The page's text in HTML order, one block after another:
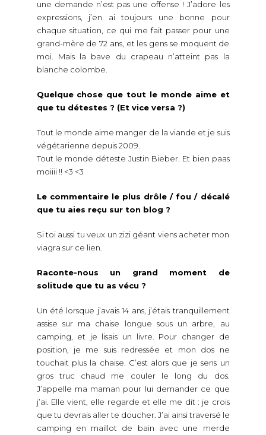
une demande n’est pas une offense ! J’adore les
expressions, j’en ai toujours une bonne pour
chaque situation, ce qui me fait passer pour une
grand-mère de 72 ans, et les gens se moquent de
moi. Mais la bave du crapeau n’atteint pas la
blanche colombe.
Quelque chose que tout le monde aime et
que tu détestes ? (Et vice versa ?)
Tout le monde aime manger de la viande et je suis
végétarienne depuis 2009.
Tout le monde déteste Justin Bieber. Et bien paas
moiiii !! <3 <3
Le commentaire le plus drôle / fou / décalé
que tu aies reçu sur ton blog ?
Si toi aussi tu veux un zizi géant viens acheter mon
viagra sur ce lien.
Raconte-nous un grand moment de
solitude que tu as vécu ?
Un été lorsque j’avais 14 ans, j’étais tranquillement
assise sur ma chaise longue sous un arbre, au
camping, et je lisais un livre. Pour changer de
position, je me suis redressée et mon dos ne
touchait plus la chaise. C’est alors que je sens un
gros truc chaud me couler le long du dos.
J’appelle ma maman pour lui demander ce que
j’ai. Elle vient, elle regarde et elle me dit : je crois
que tu devrais aller te doucher. J’ai ainsi traversé le
camping en maillot de bain avec une merde